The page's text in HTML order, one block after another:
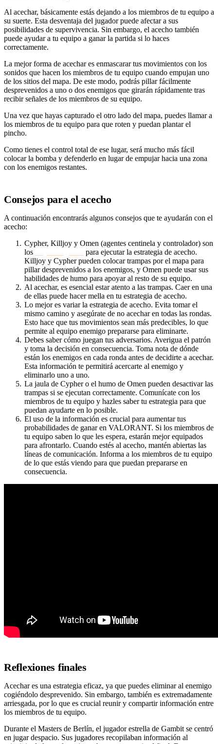
Al acechar, básicamente estás dejando a los miembros de tu equipo a
su suerte. Esta desventaja del jugador puede afectar a sus
posibilidades de supervivencia. Sin embargo, el acecho también
puede ayudar a tu equipo a ganar la partida si lo haces
correctamente.
La mejor forma de acechar es enmascarar tus movimientos con los
sonidos que hacen los miembros de tu equipo cuando empujan uno
de los sitios del mapa. De este modo, podrás pillar fácilmente
desprevenidos a uno o dos enemigos que girarán rápidamente tras
recibir señales de los miembros de su equipo.
Una vez que hayas capturado el otro lado del mapa, puedes llamar a
los miembros de tu equipo para que roten y puedan plantar el
pincho.
Como tienes el control total de ese lugar, será mucho más fácil
colocar la bomba y defenderlo en lugar de empujar hacia una zona
con los enemigos restantes.
Consejos para el acecho
A continuación encontrarás algunos consejos que te ayudarán con el
acecho:
Cypher, Killjoy y Omen (agentes centinela y controlador) son
los
para ejecutar la estrategia de acecho.
Killjoy y Cypher pueden colocar trampas por el mapa para
pillar desprevenidos a los enemigos, y Omen puede usar sus
habilidades de humo para apoyar al resto de su equipo.
Al acechar, es esencial estar atento a las trampas. Caer en una
de ellas puede hacer mella en tu estrategia de acecho.
Lo mejor es variar la estrategia de acecho. Evita tomar el
mismo camino y asegúrate de no acechar en todas las rondas.
Esto hace que tus movimientos sean más predecibles, lo que
permite al equipo enemigo prepararse para eliminarte.
Debes saber cómo juegan tus adversarios. Averigua el patrón
y toma la decisión en consecuencia. Toma nota de dónde
están los enemigos en cada ronda antes de decidirte a acechar.
Esta información te permitirá acercarte al enemigo y
eliminarlo uno a uno.
La jaula de Cypher o el humo de Omen pueden desactivar las
trampas si se ejecutan correctamente. Comunícate con los
miembros de tu equipo y hazles saber tu estrategia para que
puedan ayudarte en lo posible.
El uso de la información es crucial para aumentar tus
probabilidades de ganar en VALORANT. Si los miembros de
tu equipo saben lo que les espera, estarán mejor equipados
para afrontarlo. Cuando estés al acecho, mantén abiertas las
líneas de comunicación. Informa a los miembros de tu equipo
de lo que estás viendo para que puedan prepararse en
consecuencia.
Reflexiones finales
Acechar es una estrategia eficaz, ya que puedes eliminar al enemigo
cogiéndolo desprevenido. Sin embargo, también es extremadamente
arriesgada, por lo que es crucial reunir y compartir información entre
los miembros de tu equipo.
Durante el Masters de Berlín, el jugador estrella de Gambit se centró
en jugar despacio. Sus jugadores recopilaban información al